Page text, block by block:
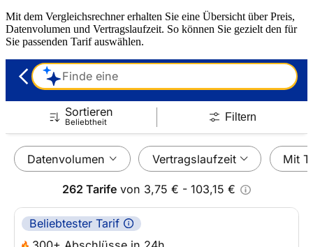
Mit dem Vergleichsrechner erhalten Sie eine Übersicht über Preis,
Datenvolumen und Vertragslaufzeit. So können Sie gezielt den für
Sie passenden Tarif auswählen.